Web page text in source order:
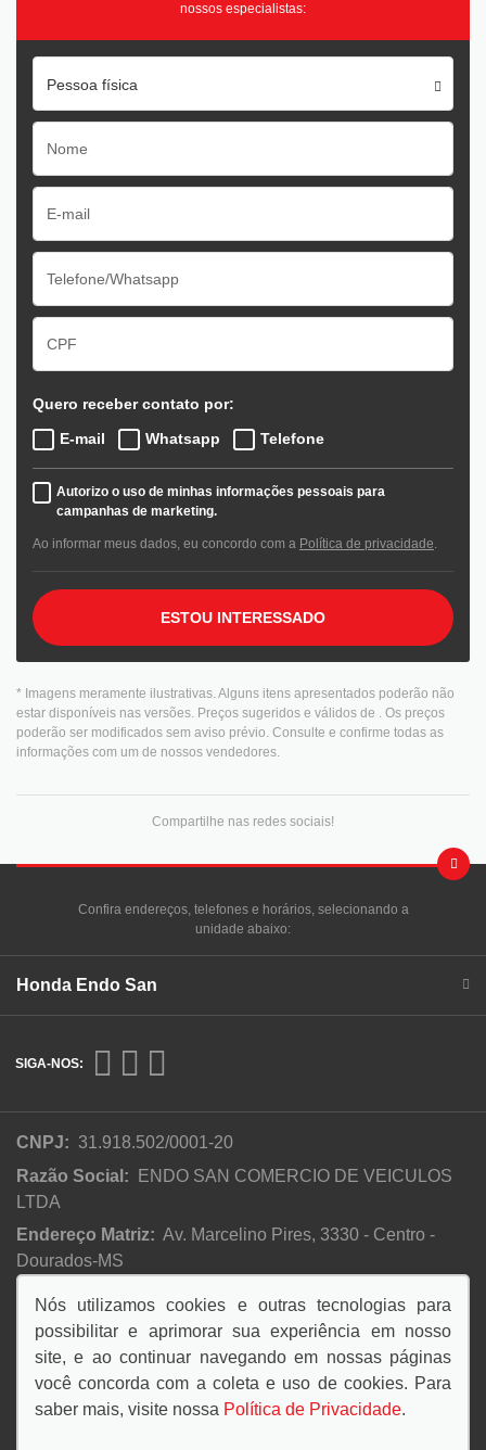
nossos especialistas:
Pessoa física
Quero receber contato por:
E-mail
Whatsapp Telefone
Autorizo o uso de minhas informações pessoais para
campanhas de marketing.
Ao informar meus dados, eu concordo com a Política de privacidade.
ESTOU INTERESSADO
* Imagens meramente ilustrativas. Alguns itens apresentados poderão não
estar disponíveis nas versões. Preços sugeridos e válidos de . Os preços
poderão ser modificados sem aviso prévio. Consulte e confirme todas as
informações com um de nossos vendedores.
Compartilhe nas redes sociais!
Confira endereços, telefones e horários, selecionando a
unidade abaixo:
Honda Endo San
SIGA-NOS:
CNPJ: 31.918.502/0001-20
Razão Social:
ENDO SAN COMERCIO DE VEICULOS
LTDA
Endereço Matriz: Av. Marcelino Pires, 3330 - Centro -
Dourados-MS
No trânsito, enxergar o outro é salvar vidas.
Nós utilizamos cookies e outras tecnologias para
possibilitar e aprimorar sua experiência em nosso
site, e ao continuar navegando em nossas páginas
você concorda com a coleta e uso de cookies. Para
saber mais, visite nossa Política de Privacidade.